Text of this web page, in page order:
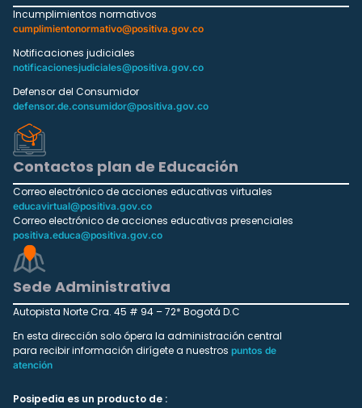
Incumplimientos normativos
cumplimientonormativo@positiva.gov.co
Notificaciones judiciales
notificacionesjudiciales@positiva.gov.co
Defensor del Consumidor
defensor.de.consumidor@positiva.gov.co
Contactos plan de Educación
Correo electrónico de acciones educativas virtuales
educavirtual@positiva.gov.co
Correo electrónico de acciones educativas presenciales
positiva.educa@positiva.gov.co
Sede Administrativa
Autopista Norte Cra. 45 # 94 – 72* Bogotá D.C
En esta dirección solo ópera la administración central
para recibir información dirígete a nuestros puntos de
atención
Posipedia es un producto de :